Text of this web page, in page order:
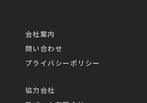
会社案内
問い合わせ
プライバシーポリシー
協力会社